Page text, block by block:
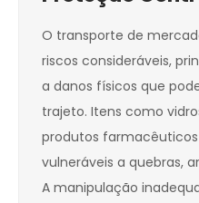
O transporte de
riscos consideráveis,
a danos físicos que
trajeto. Itens como
produtos
vulneráveis a quebras,
A manipulação